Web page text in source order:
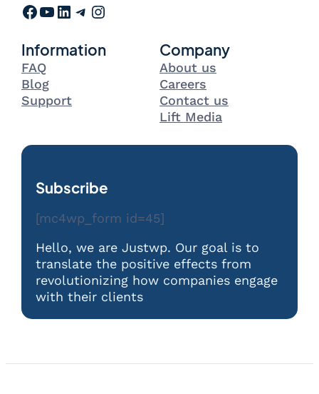
Facebook YouTube LinkedIn Telegram Instagram
Information
FAQ
Blog
Support
Company
About us
Careers
Contact us
Lift Media
Subscribe
[mc4wp_form id=45]
Hello, we are Justwp. Our goal is to
translate the positive effects from
revolutionizing how companies engage
with their clients